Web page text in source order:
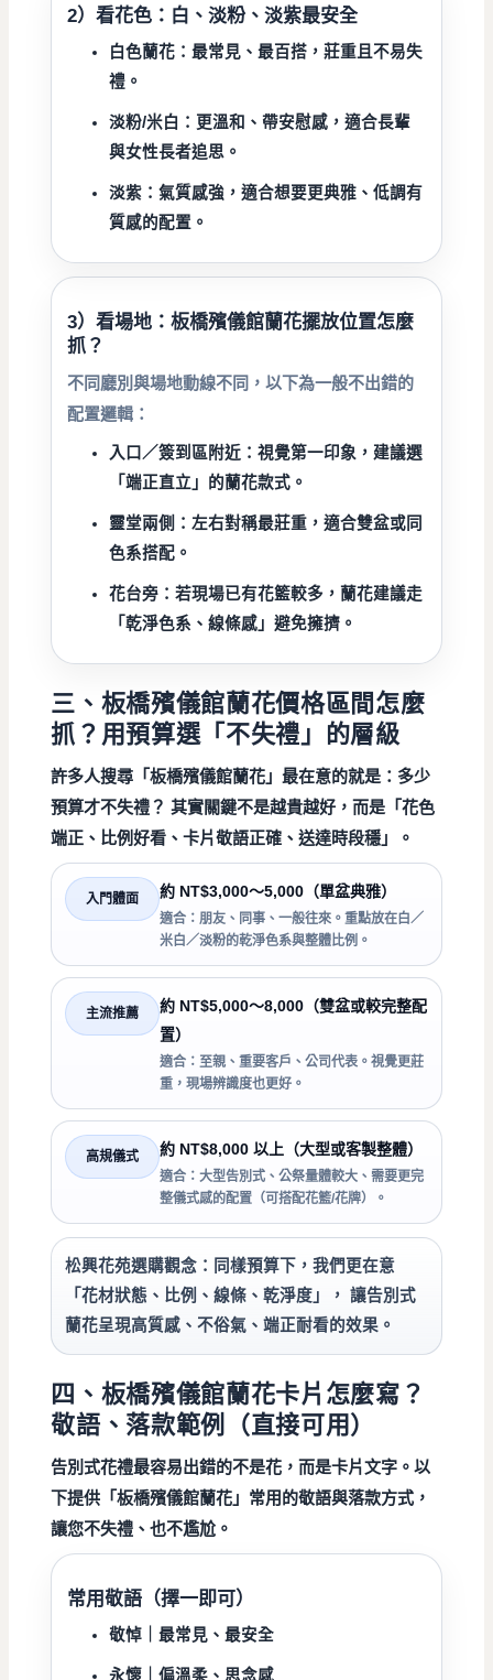
2）看花色：白、淡粉、淡紫最安全
白色蘭花：最常見、最百搭，莊重且不易失
禮。
淡粉/米白： 更溫和、帶安慰感，適合長輩
與女性長者追思。
淡紫：氣質感強，適合想要更典雅、低調有
質感的配置。
3）看場地：板橋殯儀館蘭花擺放位置怎麼
抓？
不同廳別與場地動線不同，以下為一般不出錯的
配置邏輯：
入口／簽到區附近：視覺第一印象，建議選
「端正直立」的蘭花款式。
靈堂兩側：左右對稱最莊重，適合雙盆或同
色系搭配。
花台旁：若現場已有花籃較多，蘭花建議走
「乾淨色系、線條感」避免擁擠。
三、板橋殯儀館蘭花價格區間怎麼
抓？用預算選「不失禮」的層級
許多人搜尋「板橋殯儀館蘭花 」最在意的就是： 多少
預算才不失禮？ 其實關鍵不是越貴越好，而是「花色
端正、比例好看、卡片敬語正確、送達時段穩」。
入門體面 約 NT$3,000～5,000（單盆典雅）
適合：朋友、同事、一般往來。重點放在白／
米白／淡粉的乾淨色系與整體比例。
主流推薦
約 NT$5,000～8,000（雙盆或較完整配
置）
適合：至親、重要客戶、公司代表。視覺更莊
重，現場辨識度也更好。
高規儀式 約 NT$8,000 以上（大型或客製整體）
適合：大型告別式、公祭量體較大、需要更完
整儀式感的配置（可搭配花籃/花牌）。
松興花苑選購觀念： 同樣預算下，我們更在意
「花材狀態、比例、線條、乾淨度」， 讓告別式
蘭花呈現高質感、不俗氣、端正耐看的效果。
四、板橋殯儀館蘭花卡片怎麼寫？
敬語、落款範例（直接可用）
告別式花禮最容易出錯的不是花，而是卡片文字。以
下提供「板橋殯儀館蘭花 」常用的敬語與落款方式，
讓您不失禮、也不尷尬 。
常用敬語（擇一即可）
敬悼 ｜最常見、最安全
永懷 ｜偏溫柔、思念感